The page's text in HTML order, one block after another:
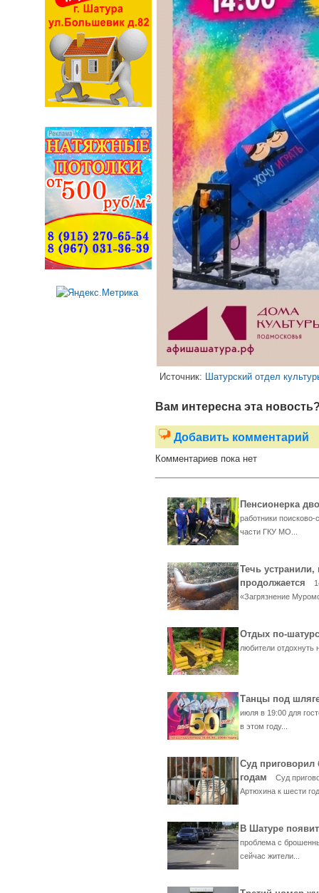
Источник: Шатурский отдел
Вам интересна эта
Добавить комментарий
Комментариев пока нет
Пенсионерка
работники поисково-
части ГКУ МО...
Течь устранили,
продолжается
«Загрязнение
Отдых по-
любители отдохнуть
Танцы под
июля в 19:00 для
в этом году...
Суд приговорил
годам
Суд
Артюхина к шести
В Шатуре
проблема с
сейчас жители...